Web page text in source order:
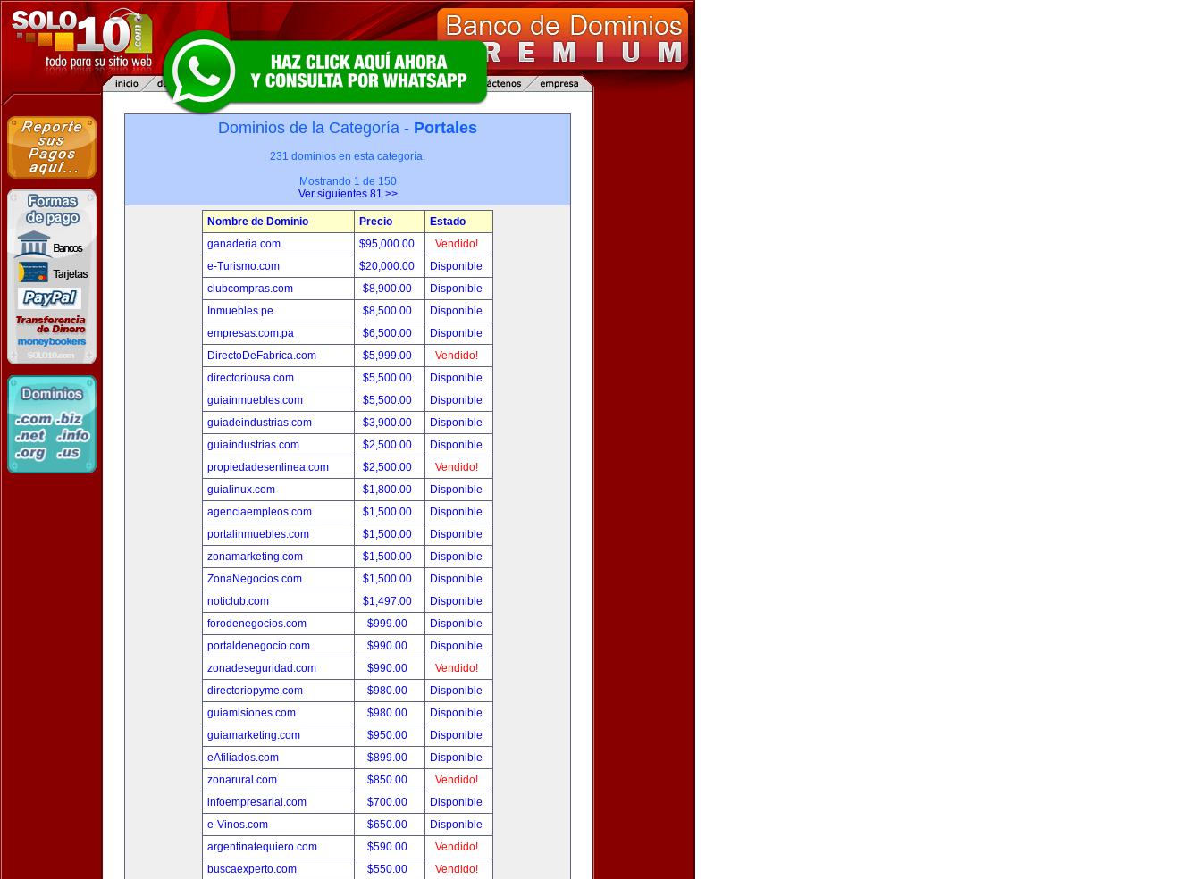
Dominios de la Categoría - Portales
231 dominios en esta categoría.
Mostrando 1 de 150
Ver siguientes 81 >>
Nombre de Dominio Precio
Estado
ganaderia.com
$95,000.00
Vendido!
e-Turismo.com
$20,000.00
Disponible
clubcompras.com
$8,900.00
Disponible
Inmuebles.pe
$8,500.00
Disponible
empresas.com.pa
$6,500.00
Disponible
DirectoDeFabrica.com
$5,999.00
Vendido!
directoriousa.com
$5,500.00
Disponible
guiainmuebles.com
$5,500.00
Disponible
guiadeindustrias.com
$3,900.00
Disponible
guiaindustrias.com
$2,500.00
Disponible
propiedadesenlinea.com
$2,500.00
Vendido!
guialinux.com
$1,800.00
Disponible
agenciaempleos.com
$1,500.00
Disponible
portalinmuebles.com
$1,500.00
Disponible
zonamarketing.com
$1,500.00
Disponible
ZonaNegocios.com
$1,500.00
Disponible
noticlub.com
$1,497.00
Disponible
forodenegocios.com
$999.00
Disponible
portaldenegocio.com
$990.00
Disponible
zonadeseguridad.com
$990.00
Vendido!
directoriopyme.com
$980.00
Disponible
guiamisiones.com
$980.00
Disponible
guiamarketing.com
$950.00
Disponible
eAfiliados.com
$899.00
Disponible
zonarural.com
$850.00
Vendido!
infoempresarial.com
$700.00
Disponible
e-Vinos.com
$650.00
Disponible
argentinatequiero.com
$590.00
Vendido!
buscaexperto.com
$550.00
Vendido!